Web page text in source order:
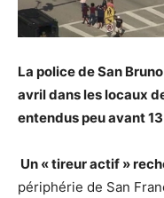
La police de San
avril dans les locaux
entendus peu avant
Un « tireur actif »
périphérie de San